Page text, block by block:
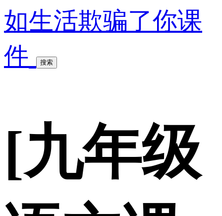
如生活欺骗了你课
件
搜索
[九年级